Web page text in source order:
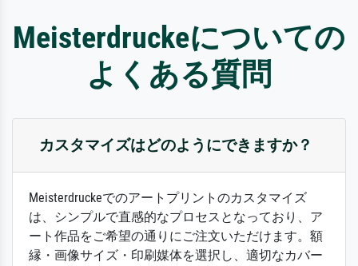
Meisterdruckeについての
よくある質問
カスタマイズはどのようにできますか？
Meisterdruckeでのアートプリントのカスタマイズ
は、シンプルで直感的なプロセスとなっており、ア
ート作品をご希望の通りにご注文いただけます。額
縁・画像サイズ・印刷媒体を選択し、適切なカバー